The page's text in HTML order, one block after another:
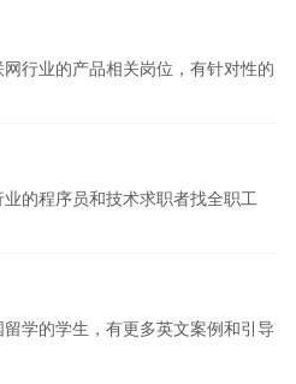
行业的产品相关岗位，有针对性的
的程序员和技术求职者找全职工
学的学生，有更多英文案例和引导